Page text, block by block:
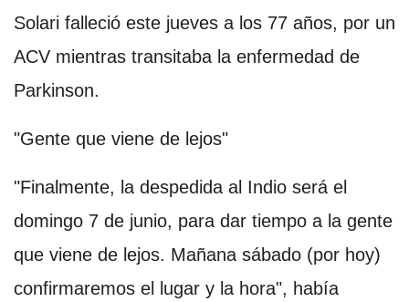
Solari falleció este jueves a los 77 años, por un
ACV mientras transitaba la enfermedad de
Parkinson.
"Gente que viene de lejos"
"Finalmente, la despedida al Indio será el
domingo 7 de junio, para dar tiempo a la gente
que viene de lejos. Mañana sábado (por hoy)
confirmaremos el lugar y la hora", había